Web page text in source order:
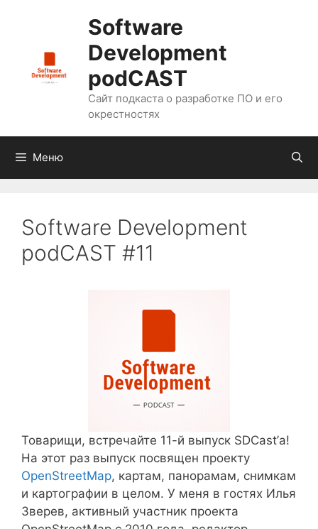
Software
Development
podCAST
Сайт подкаста о разработке ПО и его
окрестностях
Меню
Software Development
podCAST #11
Товарищи, встречайте 11-й выпуск SDCast’а!
На этот раз выпуск посвящен проекту
OpenStreetMap, картам, панорамам, снимкам
и картографии в целом. У меня в гостях Илья
Зверев, активный участник проекта